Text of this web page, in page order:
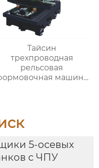
Тайсин
трехпроводная
рельсовая
машина
5-осевых
с ЧПУ